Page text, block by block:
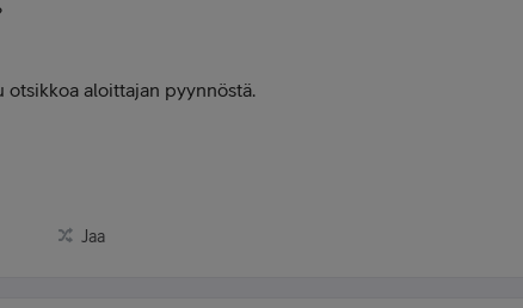
otsikkoa aloittajan pyynnöstä.
Jaa